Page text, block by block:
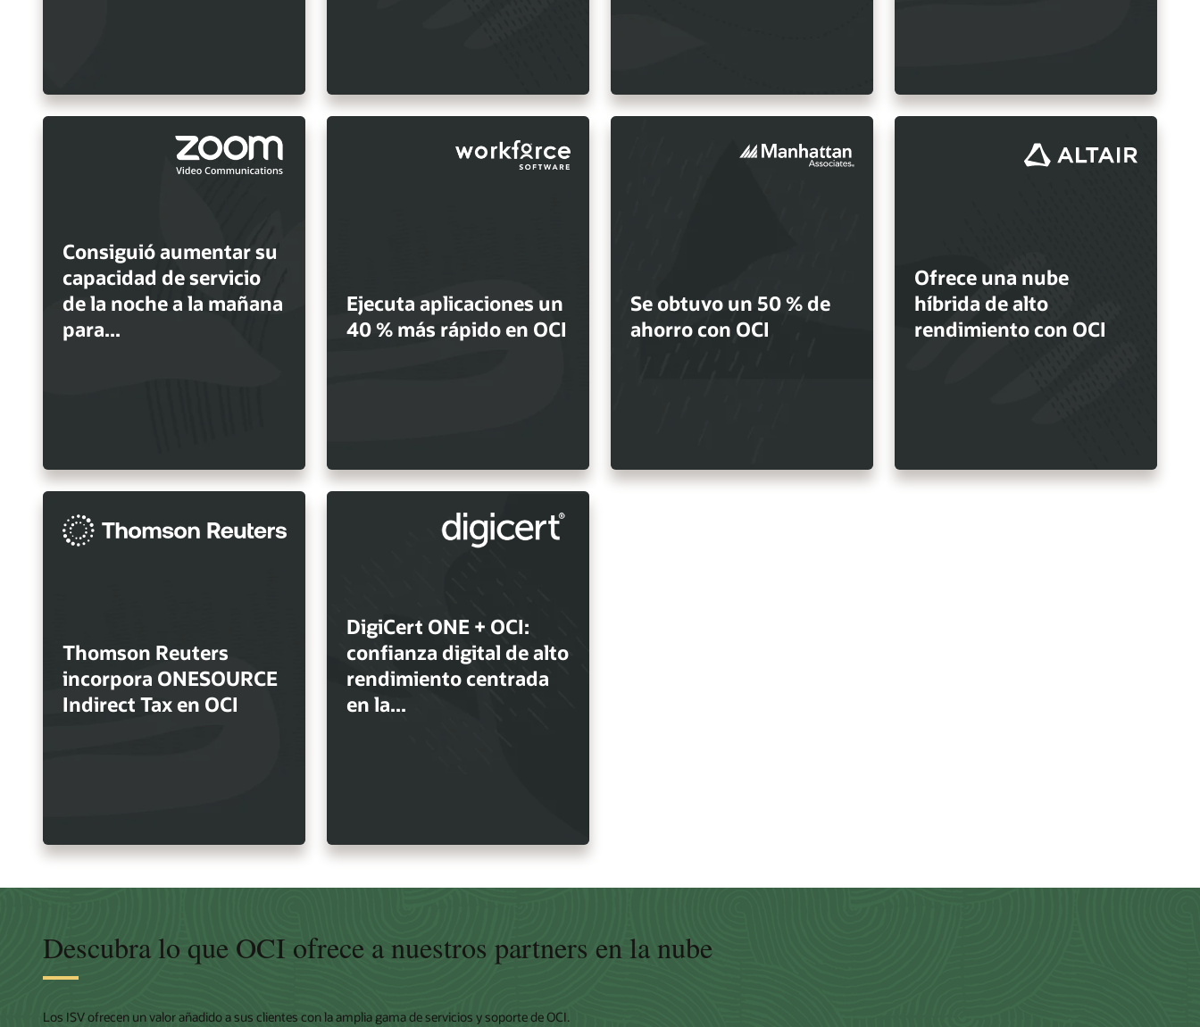
Consiguió aumentar su
capacidad de servicio
de la noche a la mañana
para...
Ejecuta aplicaciones un
40 % más rápido en OCI
Se obtuvo un 50 % de
ahorro con OCI
Ofrece una nube
híbrida de alto
rendimiento con OCI
Thomson Reuters
incorpora ONESOURCE
Indirect Tax en OCI
DigiCert ONE + OCI:
confianza digital de alto
rendimiento centrada
en la...
Descubra lo que OCI ofrece a nuestros partners en la nube
Los ISV ofrecen un valor añadido a sus clientes con la amplia gama de servicios y soporte de OCI.